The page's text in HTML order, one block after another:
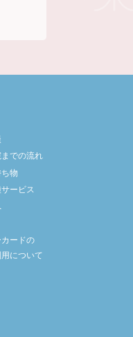
での流れ
物
ービス
ードの
について